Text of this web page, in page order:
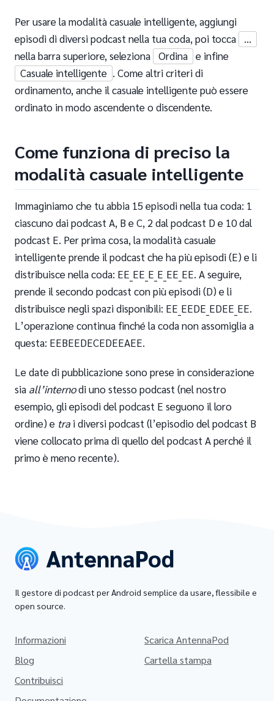
Per usare la modalità casuale intelligente, aggiungi
episodi di diversi podcast nella tua coda, poi tocca
…
nella barra superiore, seleziona Ordina e infine
Casuale intelligente . Come altri criteri di
ordinamento, anche il casuale intelligente può essere
ordinato in modo ascendente o discendente.
Come funziona di preciso la
modalità casuale intelligente
Immaginiamo che tu abbia 15 episodi nella tua coda: 1
ciascuno dai podcast A, B e C, 2 dal podcast D e 10 dal
podcast E. Per prima cosa, la modalità casuale
intelligente prende il podcast che ha più episodi (E) e li
distribuisce nella coda: EE_EE_E_E_EE_EE. A seguire,
prende il secondo podcast con più episodi (D) e li
distribuisce negli spazi disponibili: EE_EEDE_EDEE_EE.
L’operazione continua finché la coda non assomiglia a
questa: EEBEEDECEDEEAEE.
Le date di pubblicazione sono prese in considerazione
sia all’internodi uno stesso podcast (nel nostro
esempio, gli episodi del podcast E seguono il loro
ordine) e tra i diversi podcast (l’episodio del podcast B
viene collocato prima di quello del podcast A perché il
primo è meno recente).
Il gestore di podcast per Android semplice da usare, flessibile e
open source.
Informazioni
Blog
Contribuisci
Scarica AntennaPod
Cartella stampa